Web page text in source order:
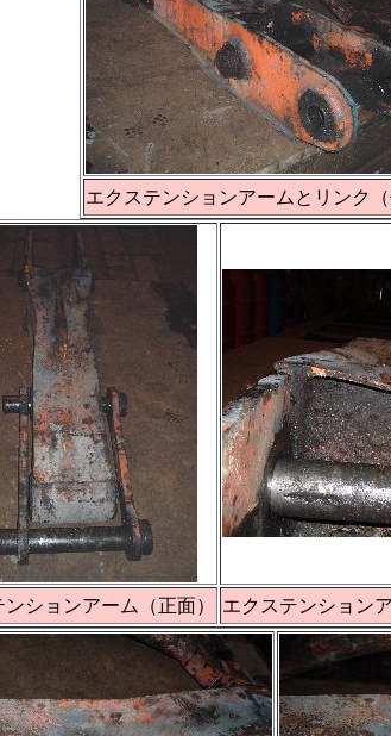
エクステンションアームとリンク（
ションアーム（正面） エクステンション